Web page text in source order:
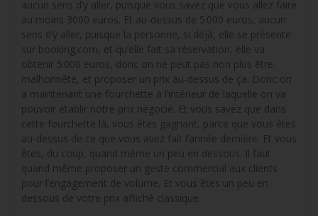
aucun sens d’y aller, puisque vous savez que vous allez faire
au moins 3000 euros. Et au-dessus de 5 000 euros, aucun
sens d’y aller, puisque la personne, si déjà, elle se présente
sur booking.com, et qu’elle fait sa réservation, elle va
obtenir 5 000 euros, donc on ne peut pas non plus être
malhonnête, et proposer un prix au-dessus de ça. Donc on
a maintenant une fourchette à l’intérieur de laquelle on va
pouvoir établir notre prix négocié. Et vous savez que dans
cette fourchette là, vous êtes gagnant, parce que vous êtes
au-dessus de ce que vous avez fait l’année dernière. Et vous
êtes, du coup, quand même un peu en dessous. Il faut
quand même proposer un geste commercial aux clients
pour l’engagement de volume. Et vous êtes un peu en
dessous de votre prix affiché classique.